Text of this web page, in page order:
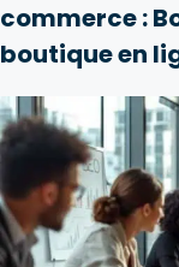
commerce :
boutique en